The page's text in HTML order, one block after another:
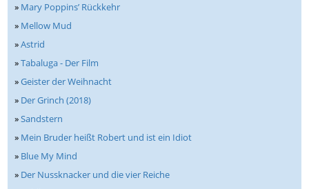
» Mary Poppins’ Rückkehr
» Mellow Mud
»Astrid
»Tabaluga - Der Film
»Geister der Weihnacht
» Der Grinch (2018)
»Sandstern
» Mein Bruder heißt Robert und ist ein Idiot
» Blue My Mind
» Der Nussknacker und die vier Reiche